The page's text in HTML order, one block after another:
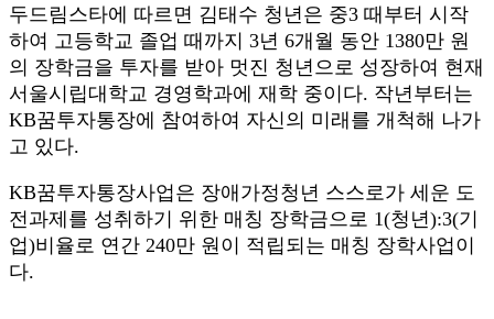
두드림스타에 따르면 김태수 청년은 중3 때부터 시작
하여 고등학교 졸업 때까지 3년 6개월 동안 1380만 원
의 장학금을 투자를 받아 멋진 청년으로 성장하여 현재
서울시립대학교 경영학과에 재학 중이다. 작년부터는
KB꿈투자통장에 참여하여 자신의 미래를 개척해 나가
고 있다.
KB꿈투자통장사업은 장애가정청년 스스로가 세운 도
전과제를 성취하기 위한 매칭 장학금으로 1(청년):3(기
업)비율로 연간 240만 원이 적립되는 매칭 장학사업이
다.